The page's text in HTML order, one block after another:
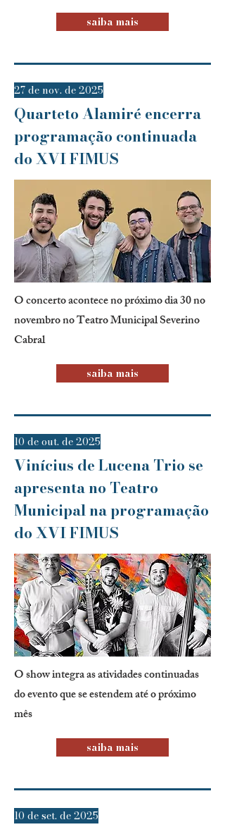
saiba mais
27 de nov. de 2025
Quarteto Alamiré encerra
programação continuada
do XVI FIMUS
O concerto acontece no próximo dia 30 no
novembro no Teatro Municipal Severino
Cabral
saiba mais
10 de out. de 2025
Vinícius de Lucena Trio se
apresenta no Teatro
Municipal na programação
do XVI FIMUS
O show integra as atividades continuadas
do evento que se estendem até o próximo
mês
saiba mais
10 de set. de 2025